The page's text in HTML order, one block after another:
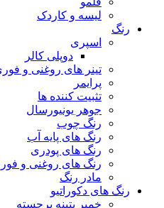
لیسه و کاردک
رنگ
اسپری
دوپلی کالر
تینر های روغنی و
پرایمر
تثبیت کننده ها
جوهر یونیورسال
رنگ چوب
رنگ‌ های پایه آب
رنگ های پودری
رنگ‌ های روغنی و
مادر رنگ
رنگ های دکوراتیو
خمیر پتینه برجسته